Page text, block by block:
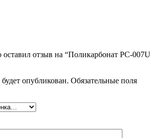
оставил отзыв на “Поликарбонат РС-007U
опубликован. Обязательные поля